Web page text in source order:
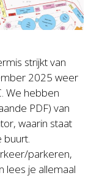
strijkt van
2025 weer
We hebben
PDF) van
waarin staat
buurt.
parkeren,
lees je allemaal